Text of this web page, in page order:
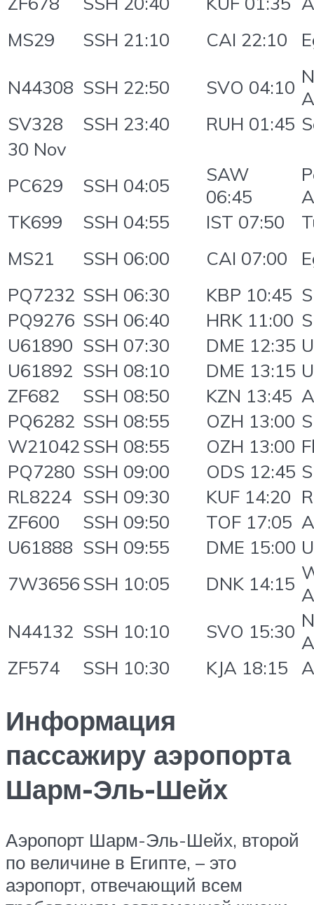
MS29
SSH 21:10 CAI 22:10
N44308 SSH 22:50 SVO 04:10
SV328
SSH 23:40 RUH 01:45
30 Nov
PC629
SSH 04:05
SAW
06:45
TK699
SSH 04:55 IST 07:50
MS21
SSH 06:00 CAI 07:00
PQ7232 SSH 06:30 KBP 10:45
PQ9276 SSH 06:40 HRK 11:00
U61890 SSH 07:30 DME 12:35
U61892 SSH 08:10 DME 13:15
ZF682
SSH 08:50 KZN 13:45
PQ6282 SSH 08:55 OZH 13:00
W21042SSH 08:55 OZH 13:00
PQ7280 SSH 09:00 ODS 12:45
RL8224 SSH 09:30 KUF 14:20
ZF600
SSH 09:50 TOF 17:05
U61888 SSH 09:55 DME 15:00
7W3656SSH 10:05 DNK 14:15
N44132 SSH 10:10 SVO 15:30
ZF574
SSH 10:30 KJA 18:15
Информация
пассажиру аэропорта
Шарм-Эль-Шейх
Аэропорт Шарм-Эль-Шейх, второй
по величине в Египте, – это
аэропорт, отвечающий всем